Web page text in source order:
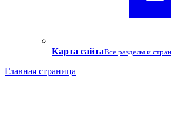
Карта сайтаВсе разделы и
Главная страница